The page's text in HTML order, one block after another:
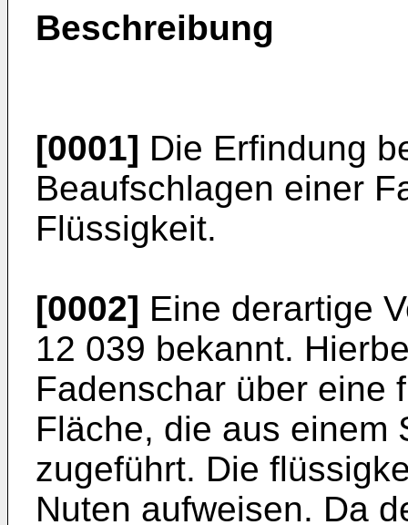
Beschreibung
[0001] Die Erfindung
Beaufschlagen einer
Flüssigkeit.
[0002] Eine derartige
12 039 bekannt.
Fadenschar über eine
Fläche, die aus einem
zugeführt. Die
Nuten aufweisen. Da